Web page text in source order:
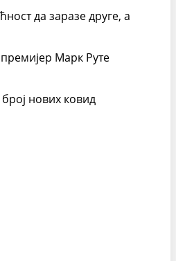
да заразе друге, а
Марк Руте
нових ковид